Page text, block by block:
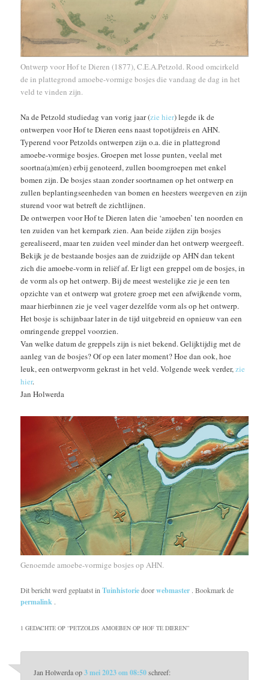
Ontwerp voor Hof te Dieren (1877), C.E.A.Petzold. Rood omcirkeld
de in plattegrond amoebe-vormige bosjes die vandaag de dag in het
veld te vinden zijn.
Na de Petzold studiedag van vorig jaar (zie hier) legde ik de
ontwerpen voor Hof te Dieren eens naast topotijdreis en AHN.
Typerend voor Petzolds ontwerpen zijn o.a. die in plattegrond
amoebe-vormige bosjes. Groepen met losse punten, veelal met
soortna(a)m(en) erbij genoteerd, zullen boomgroepen met enkel
bomen zijn. De bosjes staan zonder soortnamen op het ontwerp en
zullen beplantingseenheden van bomen en heesters weergeven en zijn
sturend voor wat betreft de zichtlijnen.
De ontwerpen voor Hof te Dieren laten die ‘amoeben’ ten noorden en
ten zuiden van het kernpark zien. Aan beide zijden zijn bosjes
gerealiseerd, maar ten zuiden veel minder dan het ontwerp weergeeft.
Bekijk je de bestaande bosjes aan de zuidzijde op AHN dan tekent
zich die amoebe-vorm in reliëf af. Er ligt een greppel om de bosjes, in
de vorm als op het ontwerp. Bij de meest westelijke zie je een ten
opzichte van et ontwerp wat grotere groep met een afwijkende vorm,
maar hierbinnen zie je veel vager dezelfde vorm als op het ontwerp.
Het bosje is schijnbaar later in de tijd uitgebreid en opnieuw van een
omringende greppel voorzien.
Van welke datum de greppels zijn is niet bekend. Gelijktijdig met de
aanleg van de bosjes? Of op een later moment? Hoe dan ook, hoe
leuk, een ontwerpvorm gekrast in het veld. Volgende week verder,zie
hier.
Jan Holwerda
Genoemde amoebe-vormige bosjes op AHN.
Dit bericht werd geplaatst inTuinhistoriedoorwebmaster . Bookmark de
permalink .
1 GEDACHTE OP “PETZOLDS AMOEBEN OP HOF TE DIEREN”
Jan Holwerdaop3 mei 2023 om 08:50schreef: